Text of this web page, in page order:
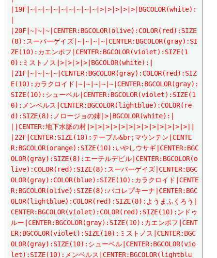
|19F|~|~|~|~|~|~|~|~|~|>|>|>|>|>|BGCOLOR(white):
|20F|~|~|~|CENTER:BGCOLOR(olive):COLOR(red):SIZE
(8):スーパーゲイズ|~|~|~|~|CENTER:BGCOLOR(gray):SI
ZE(10):カエンポフ|CENTER:BGCOLOR(violet):SIZE(1
0):ミストノス|>|>|>|>|BGCOLOR(white):|
|21F|~|~|~|~|CENTER:BGCOLOR(gray):COLOR(red):SIZ
E(10):カラクロイド|~|~|~|~|~|CENTER:BGCOLOR(gray):
SIZE(10):シューベル|CENTER:BGCOLOR(violet):SIZE(1
0):メンベルス|CENTER:BGCOLOR(lightblue):COLOR(re
d):SIZE(8):ノロージョの姉|>|BGCOLOR(white):|
||CENTER:地下水脈の村|>|>|>|>|>|>|>|>|>|>|>|>|>||
|22F|CENTER:SIZE(10):テーブル&br;マウンテン|CENTE
R:BGCOLOR(orange):SIZE(10):いやしウサギ|CENTER:BGC
OLOR(gray):SIZE(8):エーテルデビル|CENTER:BGCOLOR(o
live):COLOR(red):SIZE(8):スーパーゲイズ|CENTER:BGC
OLOR(gray):COLOR(blue):SIZE(10):カラクロイド|CENTE
R:BGCOLOR(olive):SIZE(8):パコレプキーナ|CENTER:BGC
OLOR(lightblue):COLOR(red):SIZE(8):ようまふくろう|
CENTER:BGCOLOR(violet):COLOR(red):SIZE(10):ンドゥ
ルー|CENTER:BGCOLOR(gray):SIZE(10):カエンポフ|CENT
ER:BGCOLOR(violet):SIZE(10):ミストノス|CENTER:BGC
OLOR(gray):SIZE(10):シューベル|CENTER:BGCOLOR(vio
let):SIZE(10):メンベルス|CENTER:BGCOLOR(lightblu